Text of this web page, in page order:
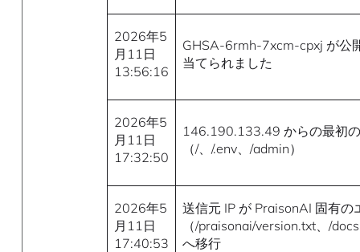
2026年5
月11日
13:56:16
GHSA-6rmh-7xcm-cpxj が公
当てられました
2026年5
月11日
17:32:50
146.190.133.49 からの最初
（/、/.env、/admin）
2026年5
月11日
17:40:53
送信元 IP が PraisonAI 固有の
（/praisonai/version.txt、/
へ移行